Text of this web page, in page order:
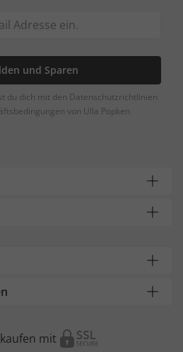
und Sparen
du dich mit den Datenschutzrichtlinien
von Ulla Popken
mit